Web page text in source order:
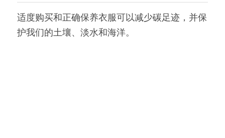
适度购买和正确保养衣服可以减少碳足迹，并保
护我们的土壤、淡水和海洋。